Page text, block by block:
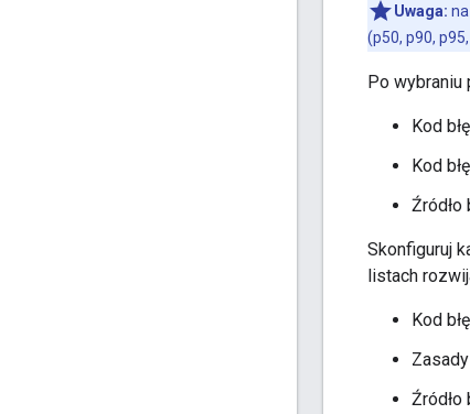
Uwaga:
(p50, p90, p95,
Po wybraniu
Kod
Kod
Źródło
Skonfiguruj
listach
Kod
Źródło